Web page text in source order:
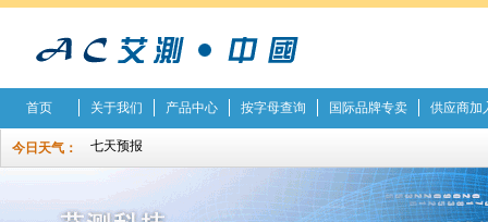
首页 关于我们 产品中心 按字母查询 国际品牌专卖 供应商加
今日天气：